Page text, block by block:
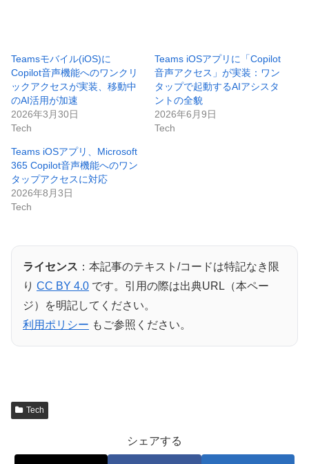
Teamsモバイル(iOS)に
Copilot音声機能へのワンクリ
ックアクセスが実装、移動中
のAI活用が加速
2026年3月30日
Tech
Teams iOSアプリに「Copilot
音声アクセス」が実装：ワン
タップで起動するAIアシスタ
ントの全貌
2026年6月9日
Tech
Teams iOSアプリ、Microsoft
365 Copilot音声機能へのワン
タップアクセスに対応
2026年8月3日
Tech
ライセンス ：本記事のテキスト/コードは特記なき限
り CC BY 4.0 です。引用の際は出典URL（本ペー
ジ）を明記してください。
利用ポリシー もご参照ください。
Tech
シェアする